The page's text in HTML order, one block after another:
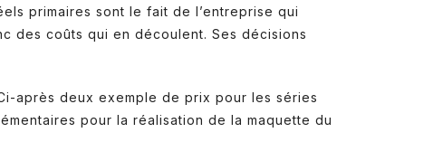
primaires sont le fait de l’entreprise qui
des coûts qui en découlent. Ses décisions
après deux exemple de prix pour les séries
pour la réalisation de la maquette du